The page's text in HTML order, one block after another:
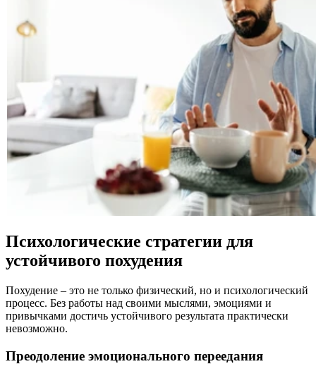
Психологические стратегии для
устойчивого похудения
Похудение – это не только физический, но и психологический
процесс. Без работы над своими мыслями, эмоциями и
привычками достичь устойчивого результата практически
невозможно.
Преодоление эмоционального переедания